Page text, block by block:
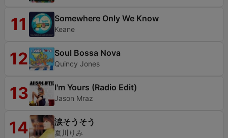
11 Somewhere Only We Know
Keane
12 Soul Bossa Nova
Quincy Jones
13 I'm Yours (Radio Edit)
Jason Mraz
14 涙そうそう
夏川りみ